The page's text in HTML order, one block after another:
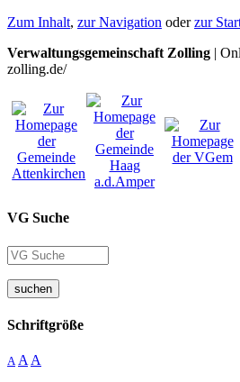
Zum Inhalt, zur Navigation oderzur
Verwaltungsgemeinschaft Zolling |
zolling.de/
VG Suche
suchen
Schriftgröße
A A A